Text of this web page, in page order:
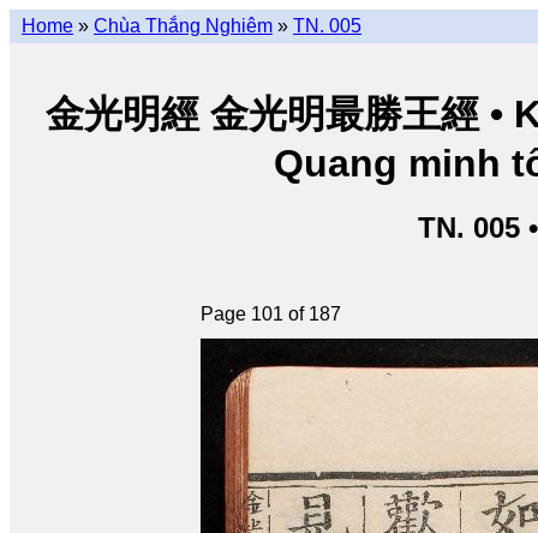
Home » Chùa Thắng Nghiêm » TN. 005
金光明經 金光明最勝王經
Quang minh
TN. 005
Page 101 of 187